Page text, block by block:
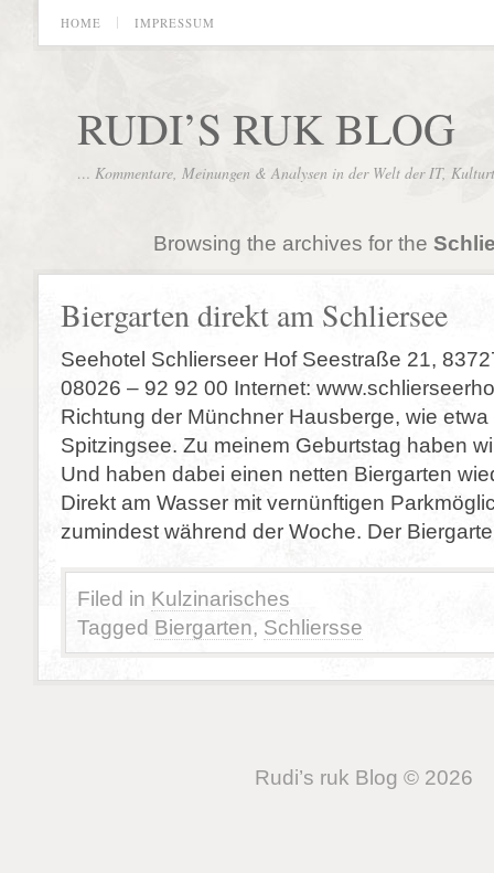
HOME IMPRESSUM
RUDI’S RUK BLOG
… Kommentare, Meinungen & Analysen in der Welt der IT,
Browsing the archives for the
Biergarten direkt am Schliersee
Seehotel Schlierseer Hof Seestraße 21,
08026 – 92 92 00 Internet:
Richtung der Münchner Hausberge, wie
Spitzingsee. Zu meinem Geburtstag haben
Und haben dabei einen netten Biergarten
Direkt am Wasser mit vernünftigen
zumindest während der Woche. Der
Filed in Kulzinarisches
Tagged Biergarten, Schliersse
Rudi’s ruk Blog © 2026